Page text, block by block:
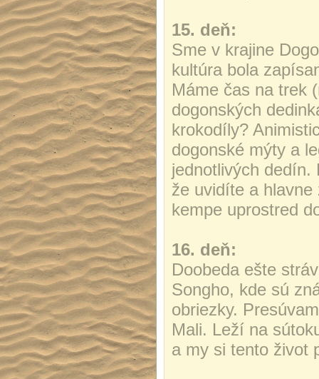
15. deň:
Sme v krajine
kultúra bola
Máme čas na trek
dogonských
krokodíly?
dogonské mýty a
jednotlivých dedín.
že uvidíte a hlavne
kempe uprostred
16. deň:
Doobeda ešte
Songho, kde sú
obriezky.
Mali. Leží na
a my si tento život